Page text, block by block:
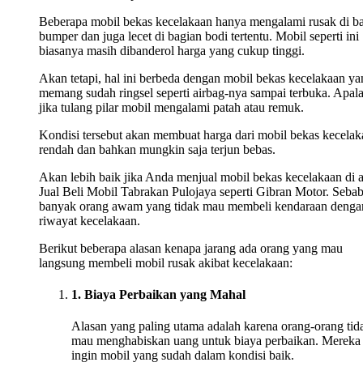
Beberapa mobil bekas kecelakaan hanya mengalami rusak di
bumper dan juga lecet di bagian bodi tertentu. Mobil seperti ini
biasanya masih dibanderol harga yang cukup tinggi.
Akan tetapi, hal ini berbeda dengan mobil bekas kecelakaan
memang sudah ringsel seperti airbag-nya sampai terbuka.
jika tulang pilar mobil mengalami patah atau remuk.
Kondisi tersebut akan membuat harga dari mobil bekas
rendah dan bahkan mungkin saja terjun bebas.
Akan lebih baik jika Anda menjual mobil bekas kecelakaan di
Jual Beli Mobil Tabrakan Pulojaya seperti Gibran Motor.
banyak orang awam yang tidak mau membeli kendaraan
riwayat kecelakaan.
Berikut beberapa alasan kenapa jarang ada orang yang mau
langsung membeli mobil rusak akibat kecelakaan:
1. Biaya Perbaikan yang Mahal
Alasan yang paling utama adalah karena orang-orang
mau menghabiskan uang untuk biaya perbaikan. Mereka
ingin mobil yang sudah dalam kondisi baik.